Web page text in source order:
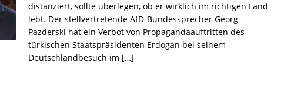
distanziert, sollte überlegen, ob er wirklich im richtigen Land
lebt. Der stellvertretende AfD-Bundessprecher Georg
Pazderski hat ein Verbot von Propagandaauftritten des
türkischen Staatspräsidenten Erdogan bei seinem
Deutschlandbesuch im […]